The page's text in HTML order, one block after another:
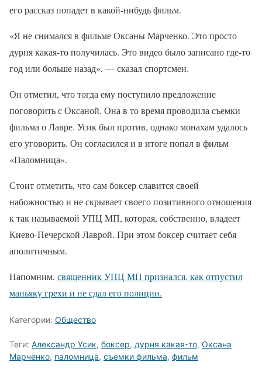
его рассказ попадет в какой-нибудь фильм.
«Я не снимался в фильме Оксаны Марченко. Это просто
дурня какая-то получилась. Это видео было записано где-то
год или больше назад», — сказал спортсмен.
Он отметил, что тогда ему поступило предложение
поговорить с Оксаной. Она в то время проводила съемки
фильма о Лавре. Усик был против, однако монахам удалось
его уговорить. Он согласился и в итоге попал в фильм
«Паломница».
Стоит отметить, что сам боксер славится своей
набожностью и не скрывает своего позитивного отношения
к так называемой УПЦ МП, которая, собственно, владеет
Киево-Печерской Лаврой. При этом боксер считает себя
аполитичным.
Напомним, священник УПЦ МП признался, как отпустил
маньяку грехи и не сдал его полиции.
Категории: Общество
Теги: Александр Усик, боксер, дурня какая-то, Оксана
Марченко, паломница, съемки фильма, фильм